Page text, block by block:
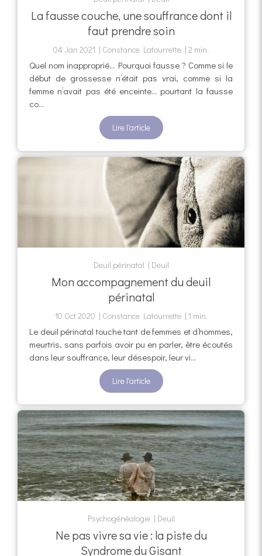
La fausse couche, une souffrance dont il
faut prendre soin
04 Jan 2021 Constance Latourrette 2 min.
Quel nom inapproprié... Pourquoi fausse ? Comme si le
début de grossesse n’était pas vrai, comme si la
femme n’avait pas été enceinte… pourtant la fausse
co...
Lire l'article
Deuil périnatal Deuil
Mon accompagnement du deuil
périnatal
10 Oct 2020 Constance Latourrette 1 min.
Le deuil périnatal touche tant de femmes et d’hommes,
meurtris, sans parfois avoir pu en parler, être écoutés
dans leur souffrance, leur désespoir, leur vi...
Lire l'article
Psychogénéalogie Deuil
Ne pas vivre sa vie : la piste du
Syndrome du Gisant